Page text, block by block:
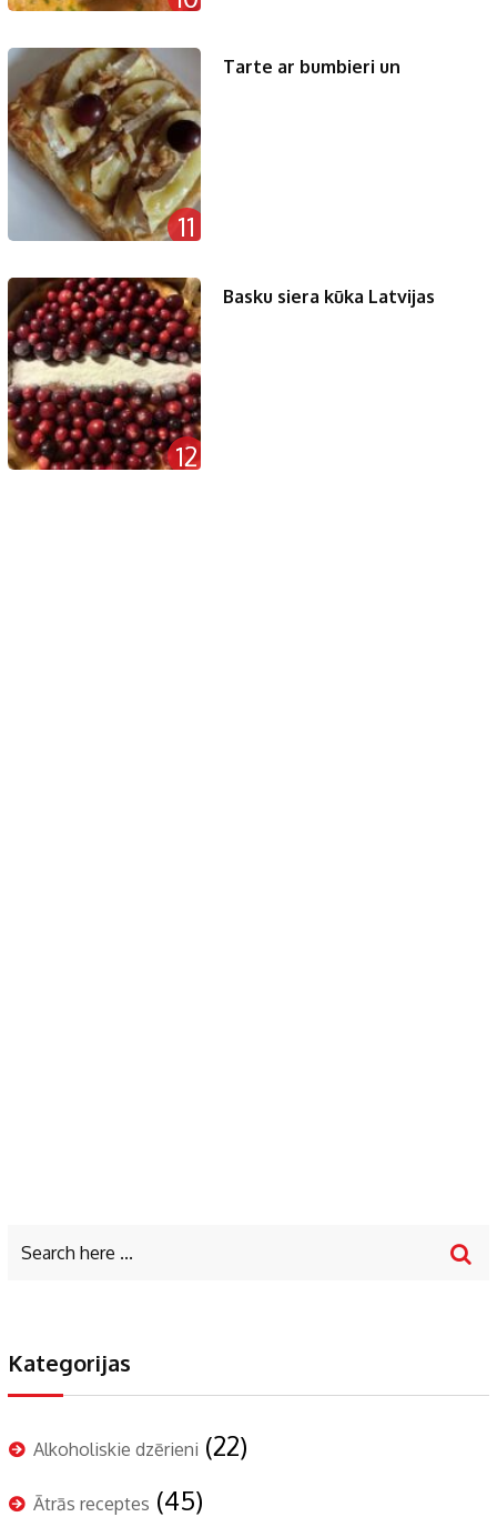
11
Tarte ar bumbieri un
12
Basku siera kūka Latvijas
Kategorijas
Alkoholiskie dzērieni (22)
Ātrās receptes (45)